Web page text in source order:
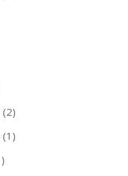
(2)
(1)